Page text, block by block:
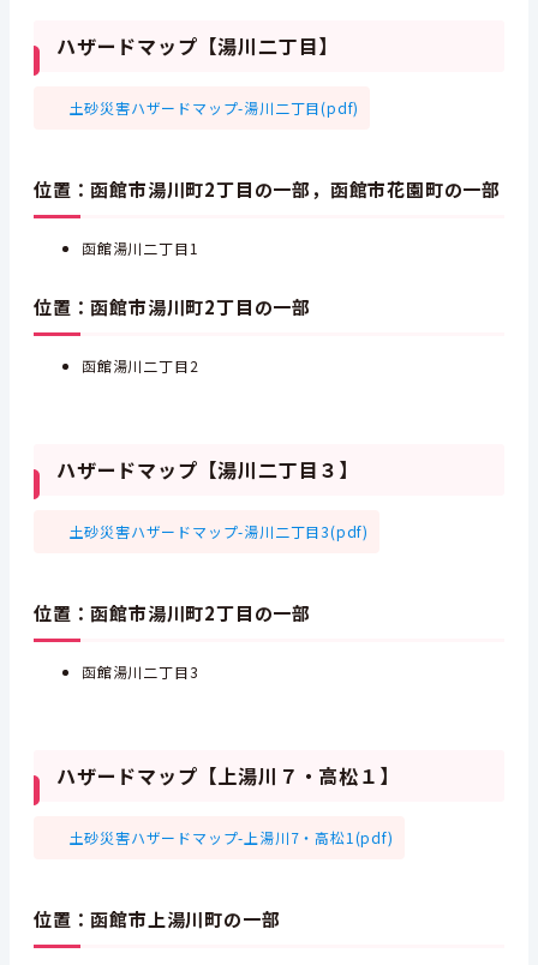
ハザードマップ【湯川二丁目】
土砂災害ハザードマップ-湯川二丁目(pdf)
位置：函館市湯川町2丁目の一部，函館市花園町の一部
函館湯川二丁目1
位置：函館市湯川町2丁目の一部
函館湯川二丁目2
ハザードマップ【湯川二丁目３】
土砂災害ハザードマップ-湯川二丁目3(pdf)
位置：函館市湯川町2丁目の一部
函館湯川二丁目3
ハザードマップ【上湯川７・高松１】
土砂災害ハザードマップ-上湯川7・高松1(pdf)
位置：函館市上湯川町の一部